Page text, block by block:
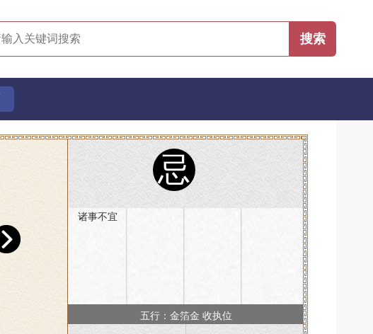
忌
诸事不宜
五行：金箔金 收执位